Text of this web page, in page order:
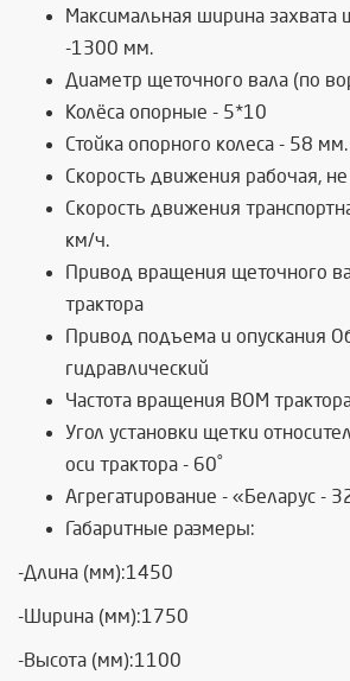
Максимальная ширина захвата
-1300 мм.
Диаметр щеточного вала (по
Колёса опорные - 5*10
Стойка опорного колеса - 58 мм.
Скорость движения рабочая,
Скорость движения
км/ч.
Привод вращения щеточного
трактора
Привод подъема и опускания
гидравлический
Частота вращения ВОМ
Угол установки щетки
оси трактора - 60˚
Агрегатирование - «Беларус -
Габаритные размеры:
-Длина (мм):1450
-Ширина (мм):1750
-Высота (мм):1100